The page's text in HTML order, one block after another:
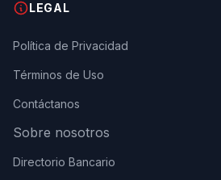
LEGAL
Política de Privacidad
Términos de Uso
Contáctanos
Sobre nosotros
Directorio Bancario